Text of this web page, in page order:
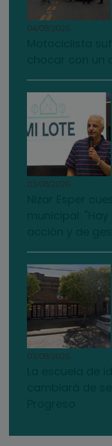
04/08/2026
03/08/2026
03/08/2026